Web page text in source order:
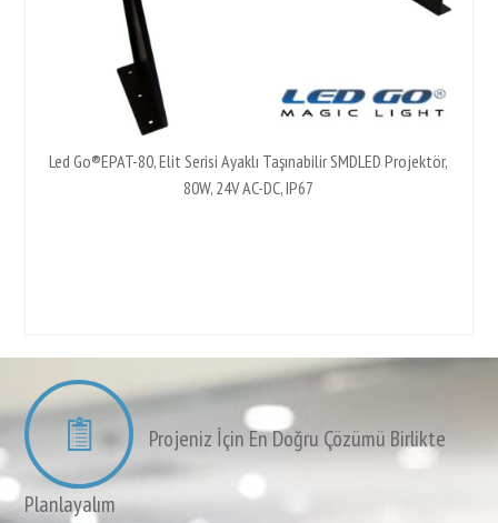
Led Go®EPAT-80, Elit Serisi Ayaklı Taşınabilir SMDLED Projektör,
80W, 24V AC-DC, IP67
Projeniz İçin En Doğru Çözümü Birlikte
Planlayalım